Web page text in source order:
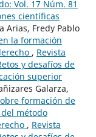
Vol. 17 Núm. 81
científicas
Arias, Fredy Pablo
la formación
, Revista
y desafíos de
superior
Galarza,
formación de
método
, Revista